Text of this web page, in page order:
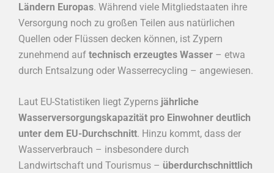
Ländern Europas. Während viele Mitgliedstaaten ihre
Versorgung noch zu großen Teilen aus natürlichen
Quellen oder Flüssen decken können, ist Zypern
zunehmend auf technisch erzeugtes Wasser – etwa
durch Entsalzung oder Wasserrecycling – angewiesen.
Laut EU-Statistiken liegt Zyperns jährliche
Wasserversorgungskapazität pro Einwohner deutlich
unter dem EU-Durchschnitt. Hinzu kommt, dass der
Wasserverbrauch – insbesondere durch
Landwirtschaft und Tourismus – überdurchschnittlich